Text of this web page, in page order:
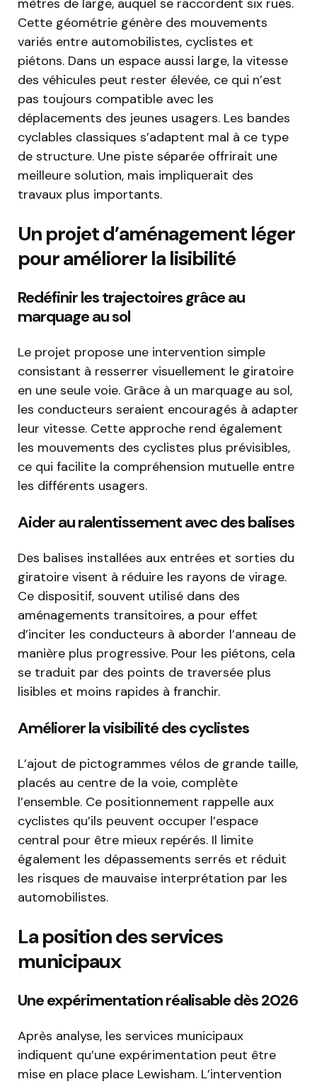
mètres de large, auquel se raccordent six rues.
Cette géométrie génère des mouvements
variés entre automobilistes, cyclistes et
piétons. Dans un espace aussi large, la vitesse
des véhicules peut rester élevée, ce qui n’est
pas toujours compatible avec les
déplacements des jeunes usagers. Les bandes
cyclables classiques s’adaptent mal à ce type
de structure. Une piste séparée offrirait une
meilleure solution, mais impliquerait des
travaux plus importants.
Un projet d’aménagement léger
pour améliorer la lisibilité
Redéfinir les trajectoires grâce au
marquage au sol
Le projet propose une intervention simple
consistant à resserrer visuellement le giratoire
en une seule voie. Grâce à un marquage au sol,
les conducteurs seraient encouragés à adapter
leur vitesse. Cette approche rend également
les mouvements des cyclistes plus prévisibles,
ce qui facilite la compréhension mutuelle entre
les différents usagers.
Aider au ralentissement avec des balises
Des balises installées aux entrées et sorties du
giratoire visent à réduire les rayons de virage.
Ce dispositif, souvent utilisé dans des
aménagements transitoires, a pour effet
d’inciter les conducteurs à aborder l’anneau de
manière plus progressive. Pour les piétons, cela
se traduit par des points de traversée plus
lisibles et moins rapides à franchir.
Améliorer la visibilité des cyclistes
L’ajout de pictogrammes vélos de grande taille,
placés au centre de la voie, complète
l’ensemble. Ce positionnement rappelle aux
cyclistes qu’ils peuvent occuper l’espace
central pour être mieux repérés. Il limite
également les dépassements serrés et réduit
les risques de mauvaise interprétation par les
automobilistes.
La position des services
municipaux
Une expérimentation réalisable dès 2026
Après analyse, les services municipaux
indiquent qu’une expérimentation peut être
mise en place place Lewisham. L’intervention